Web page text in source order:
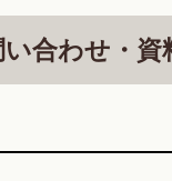
い合わせ・資